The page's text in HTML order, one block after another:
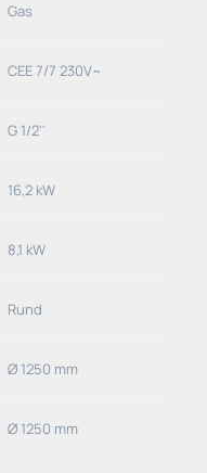
Gas
CEE 7/7 230V~
G 1/2''
16,2 kW
8,1 kW
Rund
Ø 1250 mm
Ø 1250 mm